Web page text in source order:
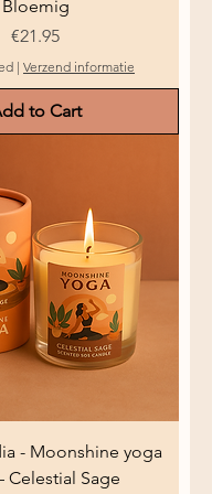
Bloemig
Price
€21.95
| Verzend informatie
to Cart
- Moonshine yoga
Celestial Sage